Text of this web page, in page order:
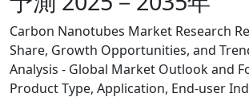
Carbon Nanotubes Market Research
Share, Growth Opportunities, and
Analysis - Global Market Outlook and
Product Type, Application, End-user